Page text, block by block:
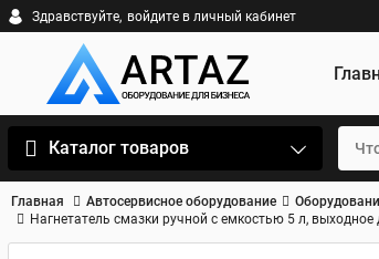
Здравствуйте, войдите в личный кабинет
Каталог товаров
Главная Автосервисное оборудование
Нагнетатель смазки ручной с емкостью 5 л,